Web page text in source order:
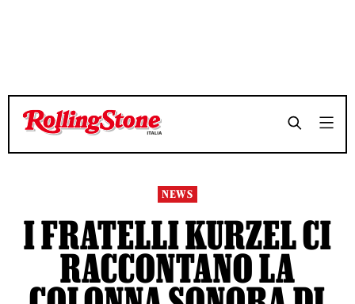
TEMPO DI LETTURA 2 MINUTI SHARE
TEMPO DI LETTURA 2 MINUTI SHARE
NEWS
I FRATELLI KURZEL CI
RACCONTANO LA